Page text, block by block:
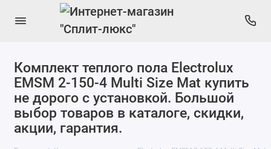
Комплект теплого пола Electrolux
EMSM 2-150-4 Multi Size Mat купить
не дорого с установкой. Большой
выбор товаров в каталоге, скидки,
акции, гарантия.